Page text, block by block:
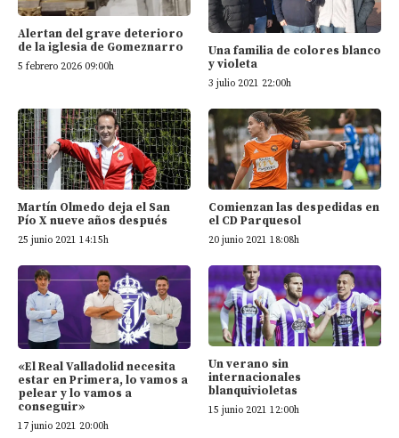
Alertan del grave deterioro
de la iglesia de Gomeznarro
5 febrero 2026 09:00h
Una familia de colores blanco
y violeta
3 julio 2021 22:00h
Martín Olmedo deja el San
Pío X nueve años después
25 junio 2021 14:15h
Comienzan las despedidas en
el CD Parquesol
20 junio 2021 18:08h
«El Real Valladolid necesita
estar en Primera, lo vamos a
pelear y lo vamos a
conseguir»
17 junio 2021 20:00h
Un verano sin
internacionales
blanquivioletas
15 junio 2021 12:00h